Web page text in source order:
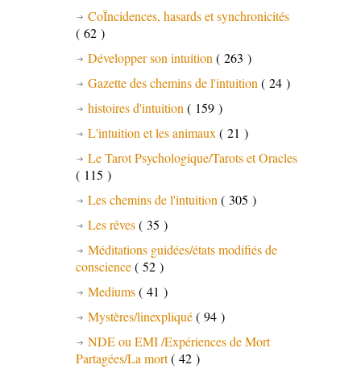
CoÏncidences, hasards et synchronicités
( 62 )
Développer son intuition ( 263 )
Gazette des chemins de l'intuition ( 24 )
histoires d'intuition ( 159 )
L'intuition et les animaux ( 21 )
Le Tarot Psychologique/Tarots et Oracles
( 115 )
Les chemins de l'intuition ( 305 )
Les rêves( 35 )
Méditations guidées/états modifiés de
conscience( 52 )
Mediums( 41 )
Mystères/linexpliqué( 94 )
NDE ou EMI /Expériences de Mort
Partagées/La mort( 42 )